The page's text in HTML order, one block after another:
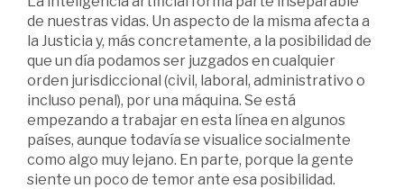
de nuestras vidas. Un aspecto de la misma afecta a
la Justicia y, más concretamente, a la posibilidad de
que un día podamos ser juzgados en cualquier
orden jurisdiccional (civil, laboral, administrativo o
incluso penal), por una máquina. Se está
empezando a trabajar en esta línea en algunos
países, aunque todavía se visualice socialmente
como algo muy lejano. En parte, porque la gente
siente un poco de temor ante esa posibilidad.